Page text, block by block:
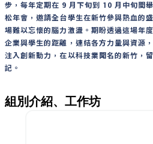
步，每年定期在 9 月下旬到 10 月中旬間
松年會，邀請全台學生在新竹參與熱血的
場難以忘懷的腦力激盪。期盼透過這場年
企業與學生的距離，連結各方力量與資源
注入創新動力，在以科技業聞名的新竹，
記。
組別介紹、工作坊